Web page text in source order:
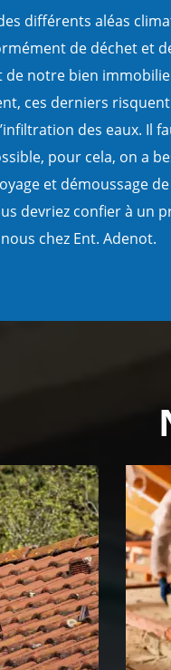
différents aléas
de déchet et
notre bien
ces derniers
des eaux. Il
pour cela, on a
et démoussage
devriez confier à un
chez Ent. Adenot.